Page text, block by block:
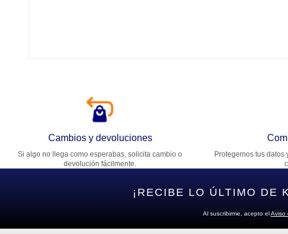
Escribe
Cambios y devoluciones
Si algo no llega como esperabas, solicita cambio o
devolución fácilmente.
Protegemos tus
¡RECIBE LO ÚLTIMO DE
Al suscribirme, acepto elAviso